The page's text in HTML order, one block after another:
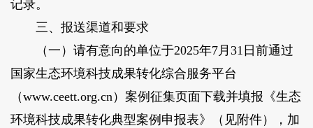
记录。
三、报送渠道和要求
（一）请有意向的单位于2025年7月31日前通过
国家生态环境科技成果转化综合服务平台
（www.ceett.org.cn）案例征集页面下载并填报《生态
环境科技成果转化典型案例申报表》（见附件），加